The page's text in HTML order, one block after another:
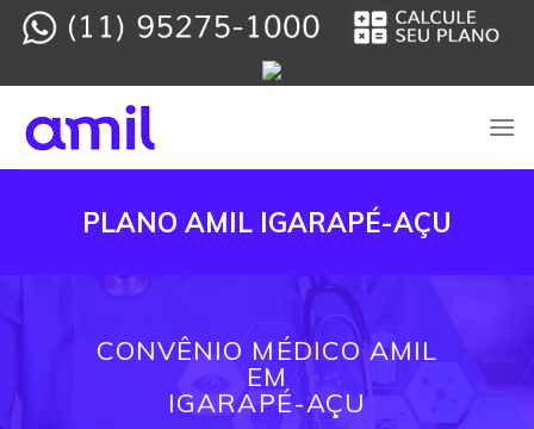
Skip
PLANO AMIL IGARAPÉ-AÇU
CONVÊNIO MÉDICO AMIL
EM
IGARAPÉ-AÇU